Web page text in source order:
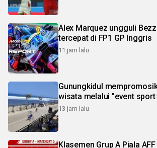
Alex Marquez ungguli
tercepat di FP1 GP Inggris
11 jam lalu
Gunungkidul
wisata melalui "event
13 jam lalu
Klasemen Grup A Piala